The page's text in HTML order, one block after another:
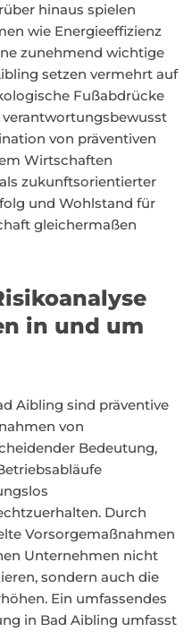
hinaus spielen
wie Energieeffizienz
zunehmend wichtige
setzen vermehrt auf
Fußabdrücke
von präventiven
Wirtschaften
zukunftsorientierter
und Wohlstand für
gleichermaßen
in und um
Aibling sind präventive
von
Bedeutung,
Durch
Vorsorgemaßnahmen
Unternehmen nicht
sondern auch die
Ein umfassendes
in Bad Aibling umfasst